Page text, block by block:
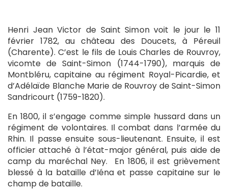
Henri Jean Victor de Saint Simon voit le jour le 11
février 1782, au château des Doucets, à Péreuil
(Charente). C’est le fils de Louis Charles de Rouvroy,
vicomte de Saint-Simon (1744-1790), marquis de
Montbléru, capitaine au régiment Royal-Picardie, et
d’Adélaïde Blanche Marie de Rouvroy de Saint-Simon
Sandricourt (1759-1820).
En 1800, il s’engage comme simple hussard dans un
régiment de volontaires. Il combat dans l’armée du
Rhin. Il passe ensuite sous-lieutenant. Ensuite, il est
officier attaché à l’état-major général, puis aide de
camp du maréchal Ney. En 1806, il est grièvement
blessé à la bataille d’Iéna et passe capitaine sur le
champ de bataille.